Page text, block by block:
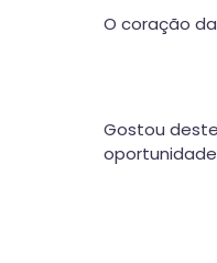
O coração
Gostou